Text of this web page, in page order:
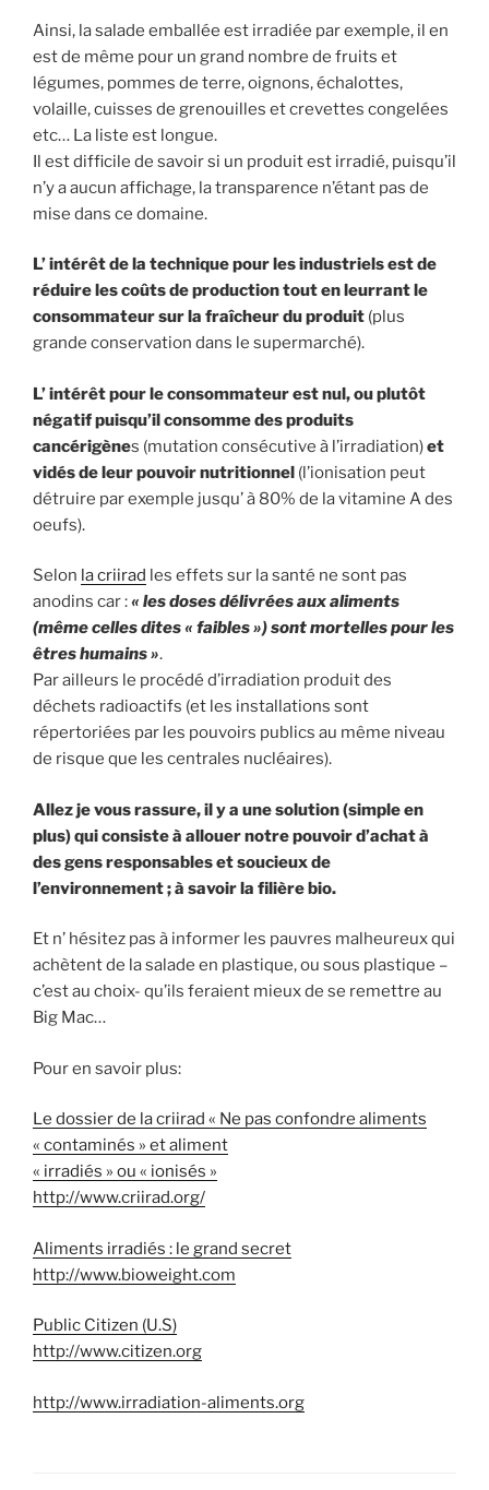
Ainsi, la salade emballée est irradiée par exemple, il en
est de même pour un grand nombre de fruits et
légumes, pommes de terre, oignons, échalottes,
volaille, cuisses de grenouilles et crevettes congelées
etc… La liste est longue.
Il est difficile de savoir si un produit est irradié, puisqu’il
n’y a aucun affichage, la transparence n’étant pas de
mise dans ce domaine.
L’ intérêt de la technique pour les industriels est de
réduire les coûts de production tout en leurrant le
consommateur sur la fraîcheur du produit (plus
grande conservation dans le supermarché).
L’ intérêt pour le consommateur est nul, ou plutôt
négatif puisqu’il consomme des produits
cancérigènes (mutation consécutive à l’irradiation)et
vidés de leur pouvoir nutritionnel (l’ionisation peut
détruire par exemple jusqu’ à 80% de la vitamine A des
oeufs).
Selon la criirad les effets sur la santé ne sont pas
anodins car :« les doses délivrées aux aliments
(même celles dites « faibles ») sont mortelles pour les
êtres humains ».
Par ailleurs le procédé d’irradiation produit des
déchets radioactifs (et les installations sont
répertoriées par les pouvoirs publics au même niveau
de risque que les centrales nucléaires).
Allez je vous rassure, il y a une solution (simple en
plus) qui consiste à allouer notre pouvoir d’achat à
des gens responsables et soucieux de
l’environnement ; à savoir la filière bio.
Et n’ hésitez pas à informer les pauvres malheureux qui
achètent de la salade en plastique, ou sous plastique –
c’est au choix- qu’ils feraient mieux de se remettre au
Big Mac…
Pour en savoir plus:
Le dossier de la criirad « Ne pas confondre aliments
« contaminés » et aliment
« irradiés » ou « ionisés »
http://www.criirad.org/
Aliments irradiés : le grand secret
http://www.bioweight.com
Public Citizen (U.S)
http://www.citizen.org
http://www.irradiation-aliments.org